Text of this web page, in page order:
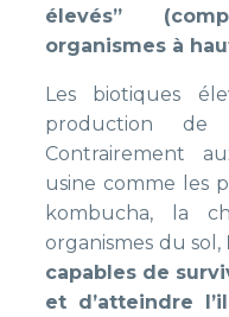
élevés”
organismes à
Les biotiques
production de
Contrairement
usine comme les
kombucha, la
organismes du sol,
capables de
et d’atteindre